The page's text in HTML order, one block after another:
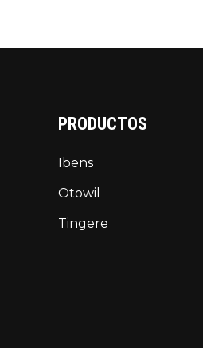
PRODUCTOS
Ibens
Otowil
Tingere